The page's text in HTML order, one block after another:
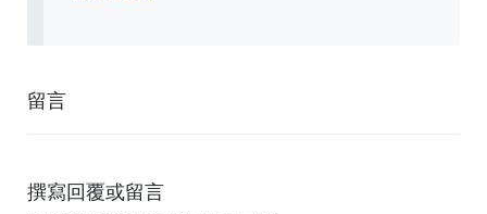
留言
撰寫回覆或留言